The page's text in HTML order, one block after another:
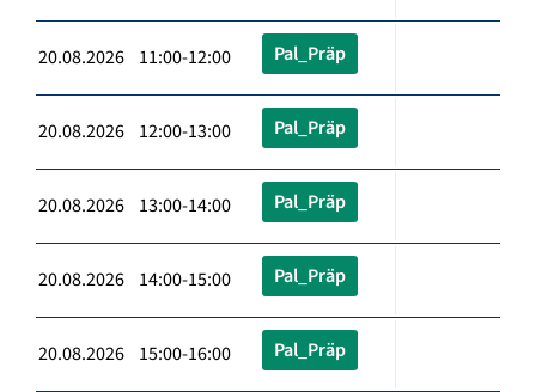
20.08.2026 11:00-12:00 Pal_Präp
20.08.2026 12:00-13:00 Pal_Präp
20.08.2026 13:00-14:00 Pal_Präp
20.08.2026 14:00-15:00 Pal_Präp
20.08.2026 15:00-16:00 Pal_Präp